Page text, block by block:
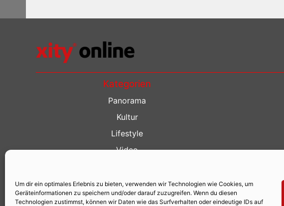
Um dir ein optimales Erlebnis zu bieten, verwenden wir Technologien wie Cookies, um
Geräteinformationen zu speichern und/oder darauf zuzugreifen. Wenn du diesen
Technologien zustimmst, können wir Daten wie das Surfverhalten oder eindeutige IDs auf
Kategorien
Panorama
Kultur
Lifestyle
Video
Kino Guide
Events